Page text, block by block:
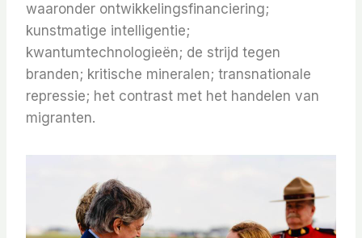
waaronder ontwikkelingsfinanciering;
kunstmatige intelligentie;
kwantumtechnologieën; de strijd tegen
branden; kritische mineralen; transnationale
repressie; het contrast met het handelen van
migranten.